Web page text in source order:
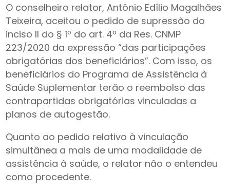
O conselheiro relator, Antônio Edílio Magalhães
Teixeira, aceitou o pedido de supressão do
inciso II do § 1º do art. 4º da Res. CNMP
223/2020 da expressão “das participações
obrigatórias dos beneficiários”. Com isso, os
beneficiários do Programa de Assistência à
Saúde Suplementar terão o reembolso das
contrapartidas obrigatórias vinculadas a
planos de autogestão.
Quanto ao pedido relativo à vinculação
simultânea a mais de uma modalidade de
assistência à saúde, o relator não o entendeu
como procedente.